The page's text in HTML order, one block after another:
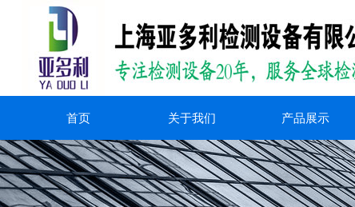
首页 关于我们 产品展示